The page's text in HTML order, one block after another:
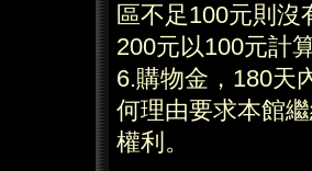
區不足100元則
200元以100元計
6.購物金，180天
何理由要求本館
權利。